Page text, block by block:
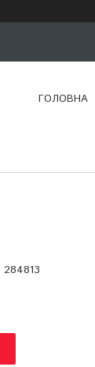
ГОЛОВНА
284813